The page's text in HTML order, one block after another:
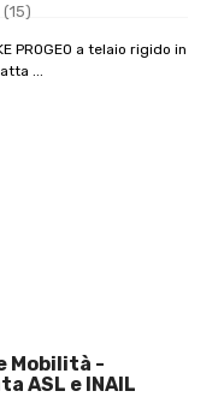
(15)
PROGEO a telaio rigido in
...
ASL e INAIL